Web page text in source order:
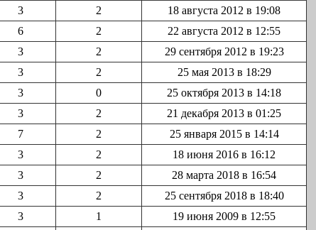
3 2
18 августа 2012 в 19:08
6 2
22 августа 2012 в 12:55
3 2
29 сентября 2012 в 19:23
3 2
25 мая 2013 в 18:29
3 0
25 октября 2013 в 14:18
3 2
21 декабря 2013 в 01:25
7 2
25 января 2015 в 14:14
3 2
18 июня 2016 в 16:12
3 2
28 марта 2018 в 16:54
3 2
25 сентября 2018 в 18:40
3 1
19 июня 2009 в 12:55